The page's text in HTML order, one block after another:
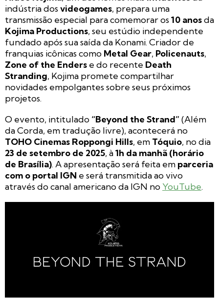
indústria dosvideogames, prepara uma
transmissão especial para comemorar os10 anosda
Kojima Productions, seu estúdio independente
fundado após sua saída da Konami. Criador de
franquias icônicas como Metal Gear, Policenauts,
Zone of the Enders e do recente Death
Stranding, Kojima promete compartilhar
novidades empolgantes sobre seus próximos
projetos.
O evento, intitulado “Beyond the Strand” (Além
da Corda, em tradução livre), acontecerá no
TOHO Cinemas Roppongi Hills, em Tóquio, no dia
23 de setembro de 2025, à1h da manhã (horário
de Brasília). A apresentação será feita em parceria
com o portal IGN e será transmitida ao vivo
através do canal americano da IGN noYouTube.